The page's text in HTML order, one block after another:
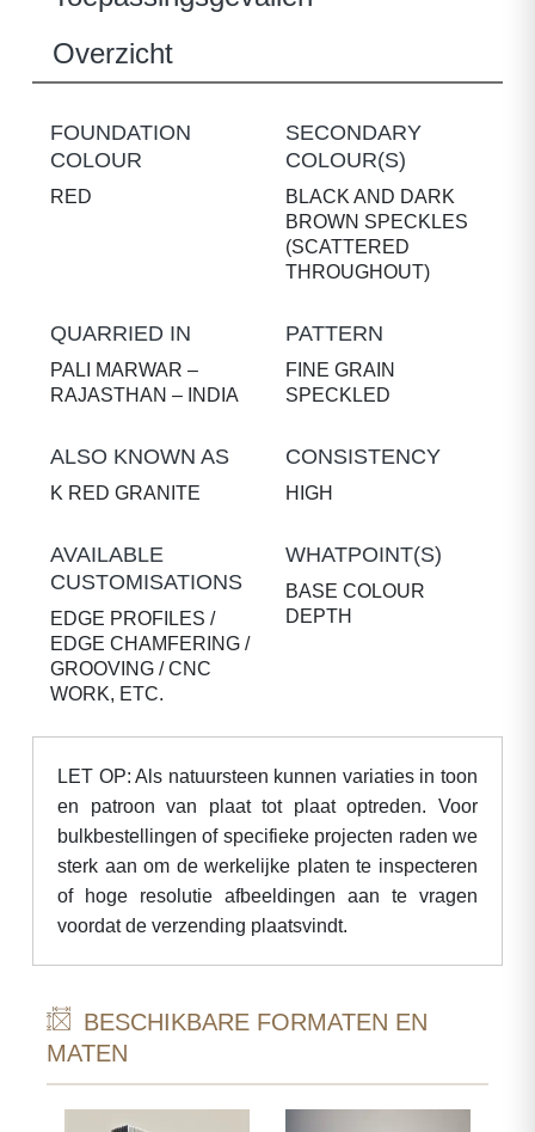
Overzicht
FOUNDATION
COLOUR
RED
SECONDARY
COLOUR(S)
BLACK AND DARK
BROWN SPECKLES
(SCATTERED
THROUGHOUT)
QUARRIED IN
PALI MARWAR –
RAJASTHAN – INDIA
PATTERN
FINE GRAIN
SPECKLED
ALSO KNOWN AS
K RED GRANITE
CONSISTENCY
HIGH
AVAILABLE
CUSTOMISATIONS
EDGE PROFILES /
EDGE CHAMFERING /
GROOVING / CNC
WORK, ETC.
WHATPOINT(S)
BASE COLOUR
DEPTH
LET OP: Als natuursteen kunnen variaties in toon
en patroon van plaat tot plaat optreden. Voor
bulkbestellingen of specifieke projecten raden we
sterk aan om de werkelijke platen te inspecteren
of hoge resolutie afbeeldingen aan te vragen
voordat de verzending plaatsvindt.
BESCHIKBARE FORMATEN EN
MATEN